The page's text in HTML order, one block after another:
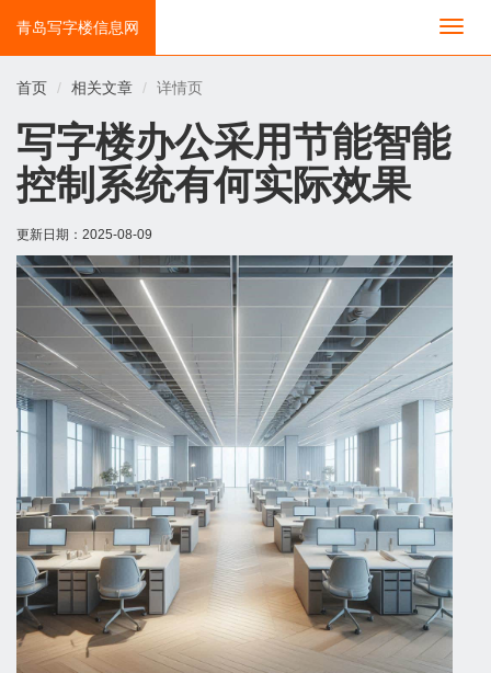
切
青岛写字楼信息网
首页 相关文章 详情页
写字楼办公采用节能智能
控制系统有何实际效果
更新日期： 2025-08-09